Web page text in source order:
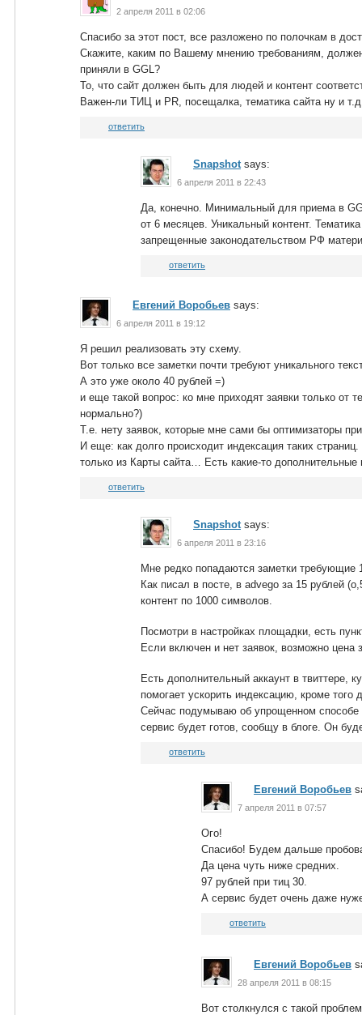
2 апреля 2011 в 02:06
Спасибо за этот пост, все разложено по полочкам в
Скажите, каким по Вашему мнению требованиям, должен
приняли в GGL?
То, что сайт должен быть для людей и контент
Важен-ли ТИЦ и PR, посещалка, тематика сайта ну и
ответить
Snapshot says:
6 апреля 2011 в 22:43
Да, конечно. Минимальный для приема в
от 6 месяцев. Уникальный контент.
запрещенные законодательством РФ
ответить
Евгений Воробьев says:
6 апреля 2011 в 19:12
Я решил реализовать эту схему.
Вот только все заметки почти требуют уникального
А это уже около 40 рублей =)
и еще такой вопрос: ко мне приходят заявки только от
нормально?)
Т.е. нету заявок, которые мне сами бы оптимизаторы
И еще: как долго происходит индексация таких
только из Карты сайта… Есть какие-то
ответить
Snapshot says:
6 апреля 2011 в 23:16
Мне редко попадаются заметки
Как писал в посте, в advego за 15 рублей
контент по 1000 символов.
Посмотри в настройках площадки, есть
Если включен и нет заявок, возможно цена
Есть дополнительный аккаунт в твиттере,
помогает ускорить индексацию, кроме
Сейчас подумываю об упрощенном способе
сервис будет готов, сообщу в блоге. Он
ответить
Евгений Воробьев
7 апреля 2011 в 07:57
Ого!
Спасибо! Будем дальше
Да цена чуть ниже средних.
97 рублей при тиц 30.
А сервис будет очень даже
ответить
Евгений Воробьев
28 апреля 2011 в 08:15
Вот столкнулся с такой